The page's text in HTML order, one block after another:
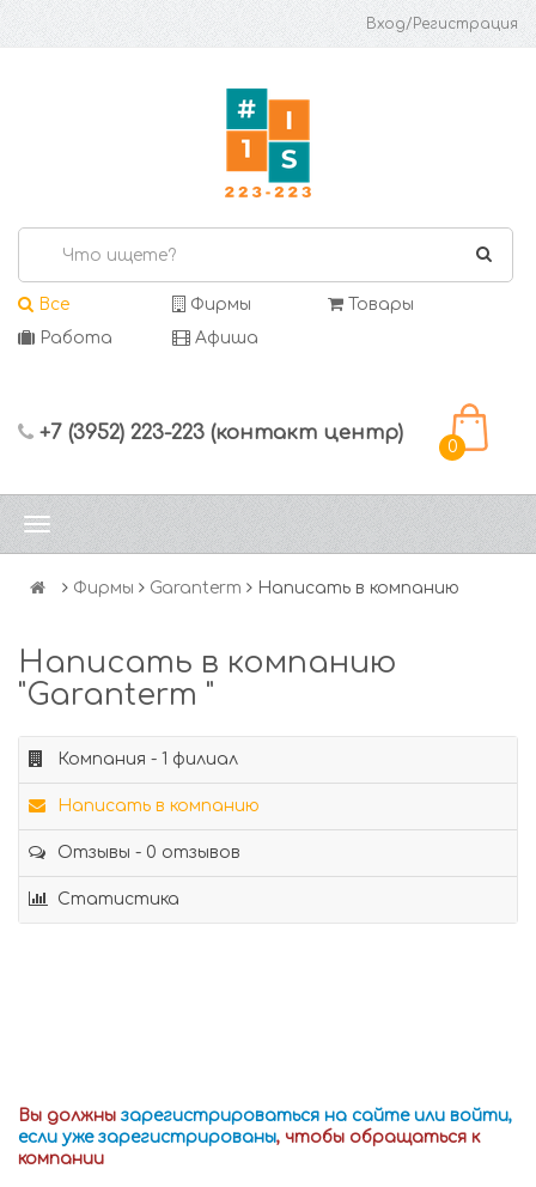
Вход/Регистрация
Все Фирмы
Товары
Работа
Афиша
+7 (3952) 223-223 (контакт центр)
0
Фирмы Garanterm Написать в компанию
Написать в компанию
"Garanterm "
Компания - 1 филиал
Написать в компанию
Отзывы - 0 отзывов
Статистика
Вы должны зарегистрироваться на сайте или войти,
если уже зарегистрированы, чтобы обращаться к
компании